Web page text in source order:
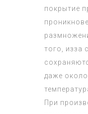
покрытие
того, изза
даже
При